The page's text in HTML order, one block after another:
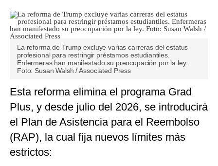
La reforma de Trump excluye varias carreras del estatus
profesional para restringir préstamos estudiantiles.
Enfermeras han manifestado su preocupación por la ley.
Foto: Susan Walsh / Associated Press
Esta reforma elimina el programa Grad
Plus, y desde julio del 2026, se introducirá
el Plan de Asistencia para el Reembolso
(RAP), la cual fija nuevos límites más
estrictos: